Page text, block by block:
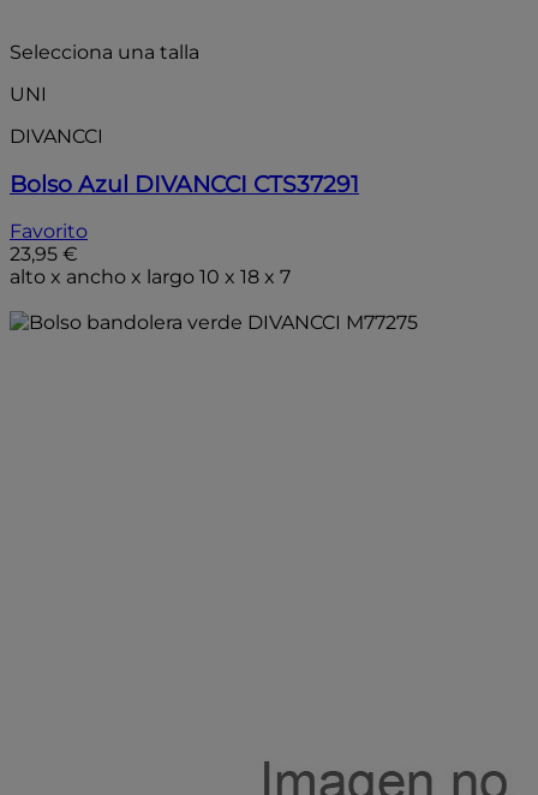
Selecciona una talla
UNI
DIVANCCI
Bolso Azul DIVANCCI CTS37291
Favorito
23,95 €
alto x ancho x largo 10 x 18 x 7